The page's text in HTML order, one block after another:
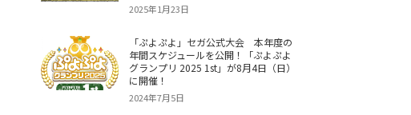
2025年1月23日
「ぷよぷよ」セガ公式大会 本年度の
年間スケジュールを公開！「ぷよぷよ
グランプリ 2025 1st」が8月4日（日）
に開催！
2024年7月5日